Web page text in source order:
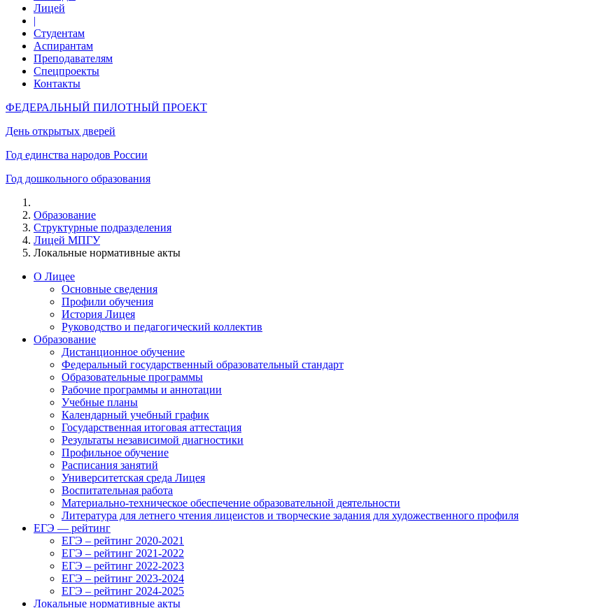
Лицей
|
Студентам
Аспирантам
Преподавателям
Спецпроекты
Контакты
ФЕДЕРАЛЬНЫЙ ПИЛОТНЫЙ ПРОЕКТ
День открытых дверей
Год единства народов России
Год дошкольного образования
Образование
Структурные подразделения
Лицей МПГУ
Локальные нормативные акты
О Лицее
Основные сведения
Профили обучения
История Лицея
Руководство и педагогический коллектив
Образование
Дистанционное обучение
Федеральный государственный образовательный стандарт
Образовательные программы
Рабочие программы и аннотации
Учебные планы
Календарный учебный график
Государственная итоговая аттестация
Результаты независимой диагностики
Профильное обучение
Расписания занятий
Университетская среда Лицея
Воспитательная работа
Материально-техническое обеспечение образовательной деятельности
Литература для летнего чтения лицеистов и творческие задания для художественного профиля
ЕГЭ — рейтинг
ЕГЭ – рейтинг 2020-2021
ЕГЭ – рейтинг 2021-2022
ЕГЭ – рейтинг 2022-2023
ЕГЭ – рейтинг 2023-2024
ЕГЭ – рейтинг 2024-2025
Локальные нормативные акты